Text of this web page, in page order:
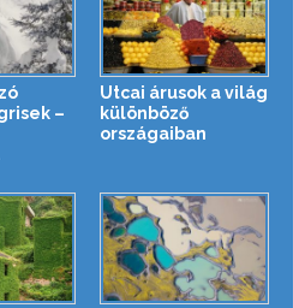
–
Utcai árusok a világ
különböző
országaiban